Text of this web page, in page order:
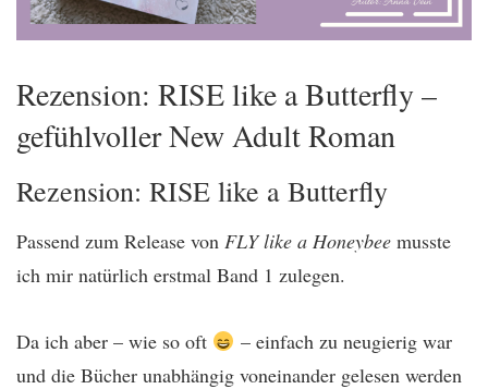
Rezension: RISE like a Butterfly –
gefühlvoller New Adult Roman
Rezension: RISE like a Butterfly
Passend zum Release von FLY like a Honeybee musste
ich mir natürlich erstmal Band 1 zulegen.
Da ich aber – wie so oft
– einfach zu neugierig war
und die Bücher unabhängig voneinander gelesen werden